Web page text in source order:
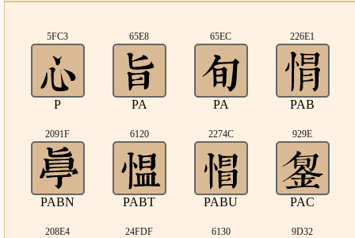
5FC3
P
65E8
PA
65EC
PA
226E1
PAB
2091F
PABN
6120
PABT
2274C
PABU
929E
PAC
208E4 24FDF 6130 9D32